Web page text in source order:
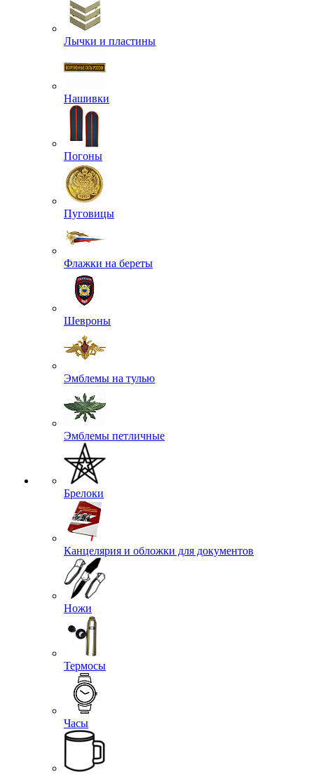
Лычки и пластины
Нашивки
Погоны
Пуговицы
Флажки на береты
Шевроны
Эмблемы на тулью
Эмблемы петличные
Брелоки
Канцелярия и обложки для документов
Ножи
Термосы
Часы